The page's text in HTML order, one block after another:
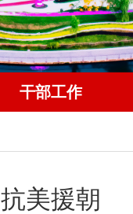
干部工作
抗美援朝